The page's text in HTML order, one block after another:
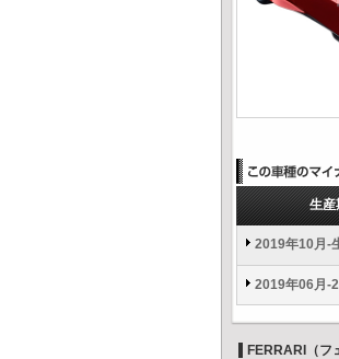
生産
2019年10月-
2019年06月-
FERRARI（フ